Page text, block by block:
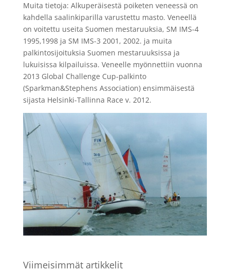
Muita tietoja: Alkuperäisestä poiketen veneessä on
kahdella saalinkiparilla varustettu masto. Veneellä
on voitettu useita Suomen mestaruuksia, SM IMS-4
1995,1998 ja SM IMS-3 2001, 2002. ja muita
palkintosijoituksia Suomen mestaruuksissa ja
lukuisissa kilpailuissa. Veneelle myönnettiin vuonna
2013 Global Challenge Cup-palkinto
(Sparkman&Stephens Association) ensimmäisestä
sijasta Helsinki-Tallinna Race v. 2012.
Viimeisimmät artikkelit